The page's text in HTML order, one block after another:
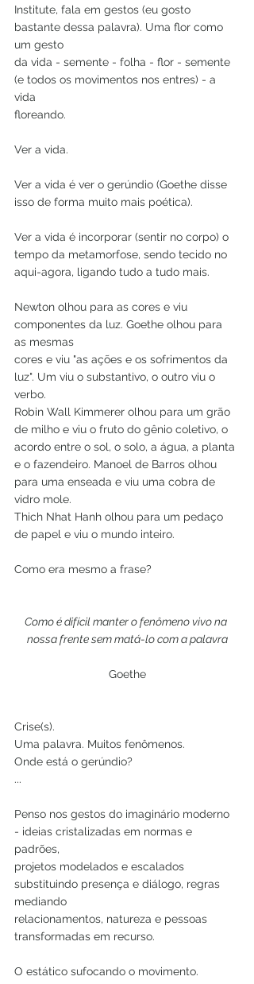
Institute, fala em gestos (eu gosto
bastante dessa palavra). Uma flor como
um gesto
da vida - semente - folha - flor - semente
(e todos os movimentos nos entres) - a
vida
floreando.
Ver a vida.
Ver a vida é ver o gerúndio (Goethe disse
isso de forma muito mais poética).
Ver a vida é incorporar (sentir no corpo) o
tempo da metamorfose, sendo tecido no
aqui-agora, ligando tudo a tudo mais.
Newton olhou para as cores e viu
componentes da luz. Goethe olhou para
as mesmas
cores e viu "as ações e os sofrimentos da
luz". Um viu o substantivo, o outro viu o
verbo.
Robin Wall Kimmerer olhou para um grão
de milho e viu o fruto do gênio coletivo, o
acordo entre o sol, o solo, a água, a planta
e o fazendeiro. Manoel de Barros olhou
para uma enseada e viu uma cobra de
vidro mole.
Thich Nhat Hanh olhou para um pedaço
de papel e viu o mundo inteiro.
Como era mesmo a frase?
Como é difícil manter o fenômeno vivo na
nossa frente sem matá-lo com a palavra
Goethe
Crise(s).
Uma palavra. Muitos fenômenos.
Onde está o gerúndio?
...
Penso nos gestos do imaginário moderno
- ideias cristalizadas em normas e
padrões,
projetos modelados e escalados
substituindo presença e diálogo, regras
mediando
relacionamentos, natureza e pessoas
transformadas em recurso.
O estático sufocando o movimento.